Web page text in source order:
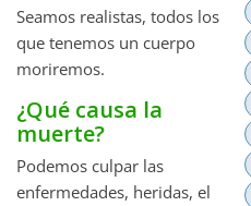
Seamos realistas, todos los
que tenemos un cuerpo
moriremos.
¿Qué causa la
muerte?
Podemos culpar las
enfermedades, heridas, el